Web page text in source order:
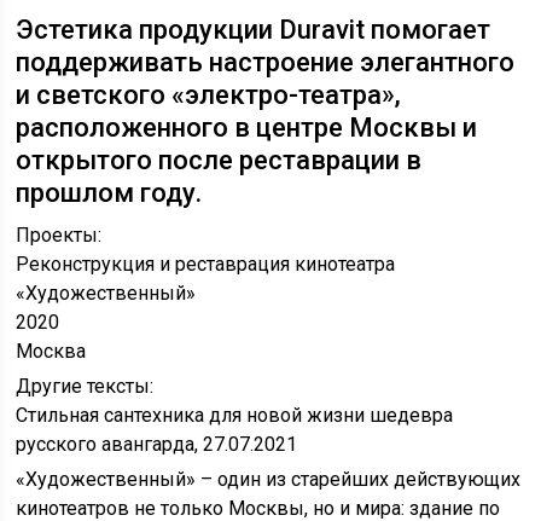
Эстетика продукции Duravit помогает
поддерживать настроение элегантного
и светского «электро-театра»,
расположенного в центре Москвы и
открытого после реставрации в
прошлом году.
Проекты:
Реконструкция и реставрация кинотеатра
«Художественный»
2020
Москва
Другие тексты:
Стильная сантехника для новой жизни шедевра
русского авангарда, 27.07.2021
«Художественный» – один из старейших действующих
кинотеатров не только Москвы, но и мира: здание по